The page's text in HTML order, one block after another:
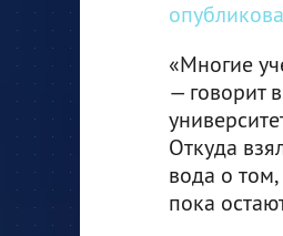
«Многие
— говорит
Откуда
вода о
пока